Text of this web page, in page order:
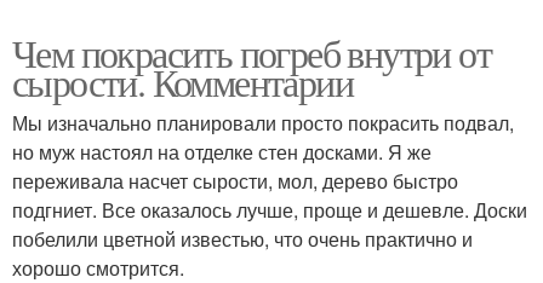
средства
Краска для подвальных
помещений
Известь от плесени
Чем покрасить погреб внутри от
сырости. Комментарии
Мы изначально планировали просто покрасить подвал,
но муж настоял на отделке стен досками. Я же
переживала насчет сырости, мол, дерево быстро
подгниет. Все оказалось лучше, проще и дешевле. Доски
побелили цветной известью, что очень практично и
хорошо смотрится.